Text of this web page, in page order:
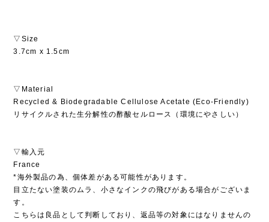
▽Size
3.7cm x 1.5cm
▽Material
Recycled & Biodegradable Cellulose Acetate (Eco-Friendly)
リサイクルされた生分解性の酢酸セルロース（環境にやさしい）
▽輸入元
France
*海外製品の為、個体差がある可能性があります。
目立たない塗装のムラ、小さなインクの飛びがある場合がございま
す。
こちらは良品として判断しており、返品等の対象にはなりませんの